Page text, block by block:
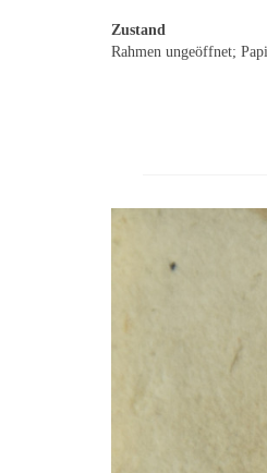
Zustand
Rahmen ungeöffnet;